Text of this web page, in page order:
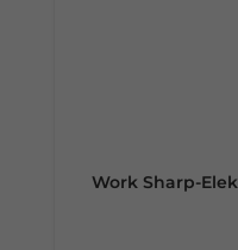
Work Sharp-